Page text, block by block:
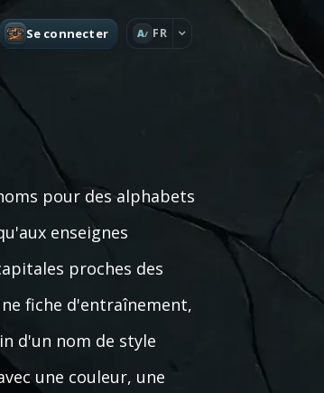
Se connecter A FR
pour des alphabets
enseignes
proches des
fiche d'entraînement,
d'un nom de style
une couleur, une